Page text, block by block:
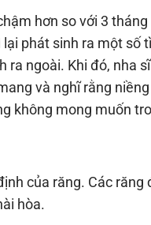
hơn so với 3
phát sinh ra một
ra ngoài. Khi đó, nha
và nghĩ rằng
không mong muốn
của răng. Các
hòa.